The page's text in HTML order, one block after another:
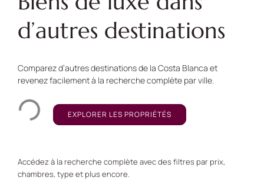
d’autres destinations
Comparez d’autres destinations de la Costa Blanca et
revenez facilement à la recherche complète par ville.
EXPLORER LES PROPRIÉTÉS
Accédez à la recherche complète avec des filtres par prix,
chambres, type et plus encore.